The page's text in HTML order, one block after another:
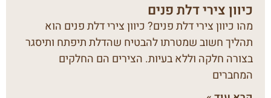
כיוון צירי דלת פנים
מהו כיוון צירי דלת פנים? כיוון צירי דלת פנים הוא
תהליך חשוב שמטרתו להבטיח שהדלת תיפתח ותיסגר
בצורה חלקה וללא בעיות. הצירים הם החלקים
המחברים